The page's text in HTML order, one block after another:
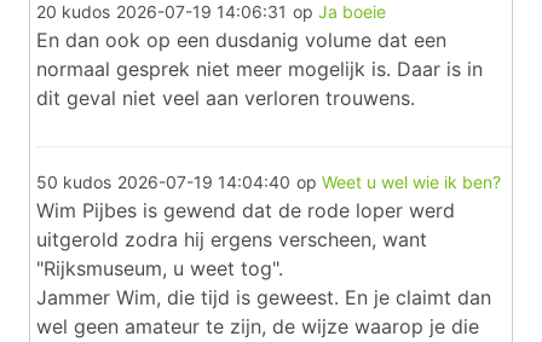
20 kudos 2026-07-19 14:06:31 op Ja boeie
En dan ook op een dusdanig volume dat een
normaal gesprek niet meer mogelijk is. Daar is in
dit geval niet veel aan verloren trouwens.
50 kudos 2026-07-19 14:04:40 op Weet u wel wie ik ben?
Wim Pijbes is gewend dat de rode loper werd
uitgerold zodra hij ergens verscheen, want
"Rijksmuseum, u weet tog".
Jammer Wim, die tijd is geweest. En je claimt dan
wel geen amateur te zijn, de wijze waarop je die